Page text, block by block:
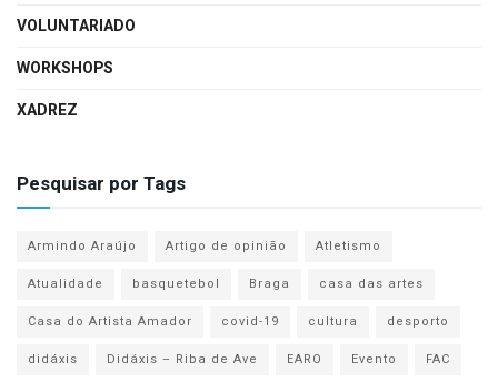
VOLUNTARIADO
WORKSHOPS
XADREZ
Pesquisar por Tags
Armindo Araújo Artigo de opinião
Atletismo
Atualidade
basquetebol Braga
casa das artes
Casa do Artista Amador
covid-19 cultura
desporto
didáxis
Didáxis – Riba de Ave EARO Evento
FAC